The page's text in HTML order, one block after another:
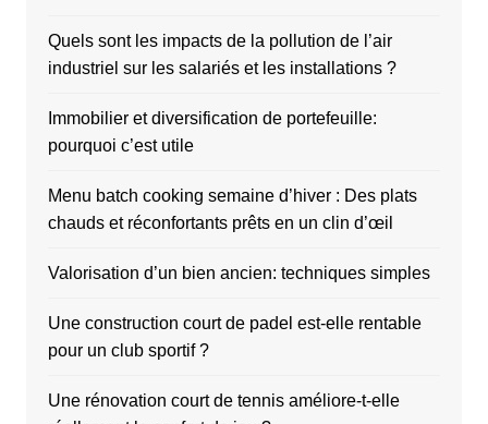
Quels sont les impacts de la pollution de l’air
industriel sur les salariés et les installations ?
Immobilier et diversification de portefeuille:
pourquoi c’est utile
Menu batch cooking semaine d’hiver : Des plats
chauds et réconfortants prêts en un clin d’œil
Valorisation d’un bien ancien: techniques simples
Une construction court de padel est-elle rentable
pour un club sportif ?
Une rénovation court de tennis améliore-t-elle